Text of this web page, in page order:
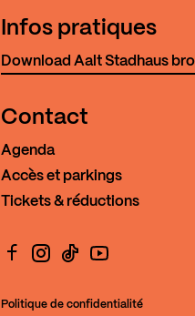
Infos pratiques
Download Aalt Stadhaus
Contact
Agenda
Accès et parkings
Tickets & réductions
Politique de confidentialité